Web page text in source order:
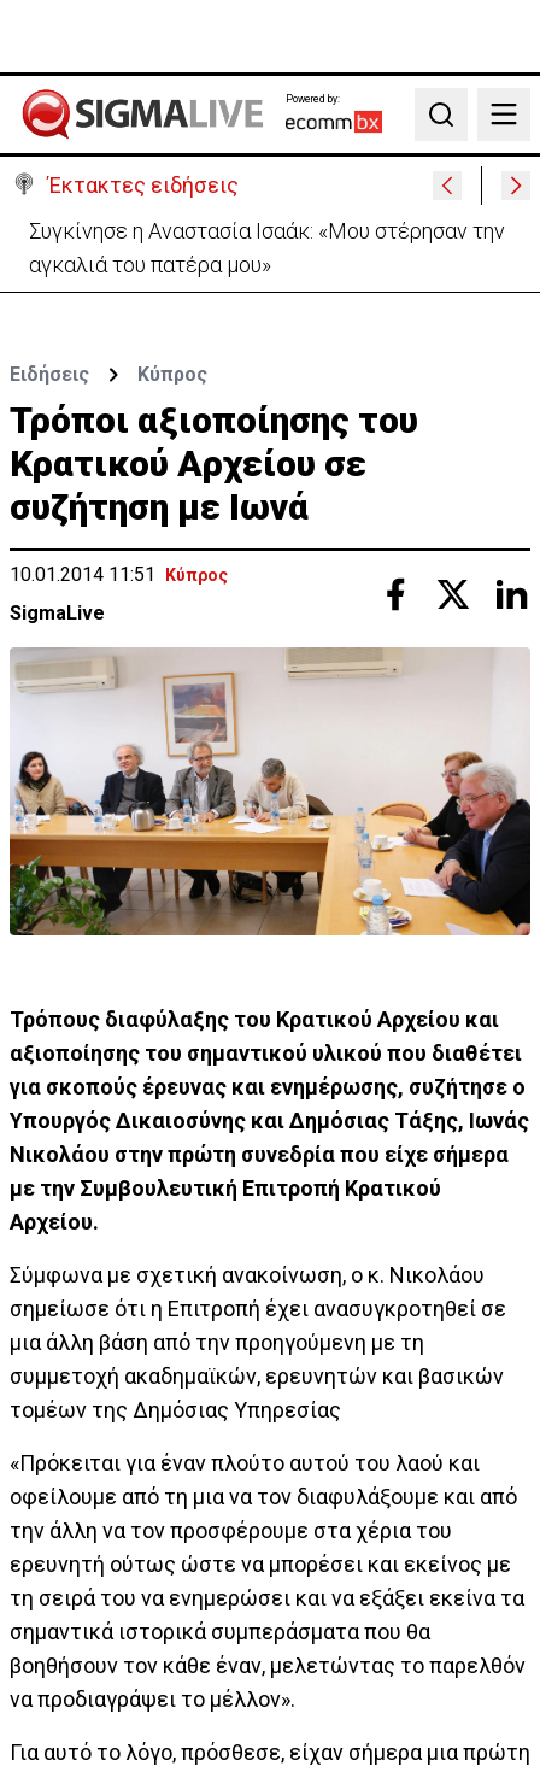
Powered by:
Search
Έκτακτες ειδήσεις
Μεγάλο πακέτο όπλων από Τουρκία προς Ουκρανία
-Κίνηση με μήνυμα προς Μόσχα;
Ειδήσεις Κύπρος
Τρόποι αξιοποίησης του
Κρατικού Αρχείου σε
συζήτηση με Ιωνά
10.01.2014 11:51 Κύπρος
SigmaLive
Τρόπους διαφύλαξης του Κρατικού Αρχείου και
αξιοποίησης του σημαντικού υλικού που διαθέτει
για σκοπούς έρευνας και ενημέρωσης, συζήτησε ο
Υπουργός Δικαιοσύνης και Δημόσιας Τάξης, Ιωνάς
Νικολάου στην πρώτη συνεδρία που είχε σήμερα
με την Συμβουλευτική Επιτροπή Κρατικού
Αρχείου.
Σύμφωνα με σχετική ανακοίνωση, ο κ. Νικολάου
σημείωσε ότι η Επιτροπή έχει ανασυγκροτηθεί σε
μια άλλη βάση από την προηγούμενη με τη
συμμετοχή ακαδημαϊκών, ερευνητών και βασικών
τομέων της Δημόσιας Υπηρεσίας
«Πρόκειται για έναν πλούτο αυτού του λαού και
οφείλουμε από τη μια να τον διαφυλάξουμε και από
την άλλη να τον προσφέρουμε στα χέρια του
ερευνητή ούτως ώστε να μπορέσει και εκείνος με
τη σειρά του να ενημερώσει και να εξάξει εκείνα τα
σημαντικά ιστορικά συμπεράσματα που θα
βοηθήσουν τον κάθε έναν, μελετώντας το παρελθόν
να προδιαγράψει το μέλλον».
Για αυτό το λόγο, πρόσθεσε, είχαν σήμερα μια πρώτη